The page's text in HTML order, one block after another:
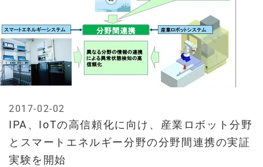
IPA、IoTの高信頼化に向け、産業ロボット分野
とスマートエネルギー分野の分野間連携の実証
実験を開始
2017-02-02